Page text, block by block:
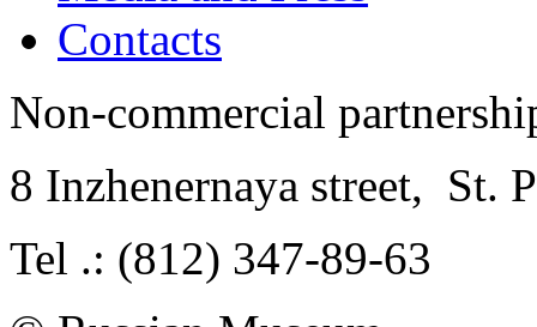
Contacts
Non-commercial
8 Inzhenernaya street, St.
Tel .: (812) 347-89-63